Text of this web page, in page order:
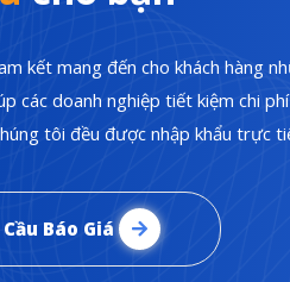
kết mang đến cho khách hàng
các doanh nghiệp tiết kiệm chi
tôi đều được nhập khẩu trực
Báo Giá